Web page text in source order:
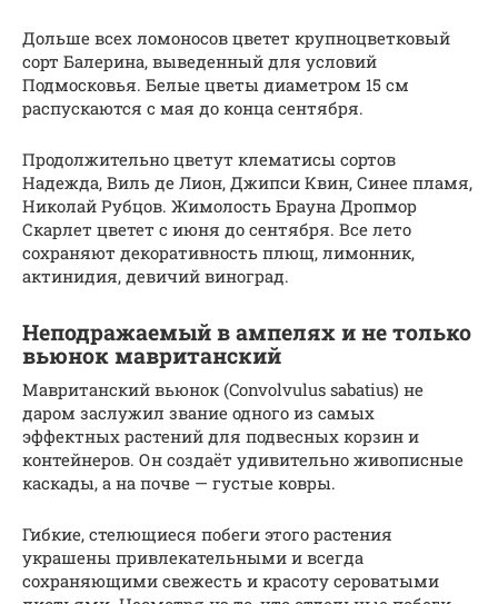
Дольше всех ломоносов цветет крупноцветковый
сорт Балерина, выведенный для условий
Подмосковья. Белые цветы диаметром 15 см
распускаются с мая до конца сентября.
Продолжительно цветут клематисы сортов
Надежда, Виль де Лион, Джипси Квин, Синее пламя,
Николай Рубцов. Жимолость Брауна Дропмор
Скарлет цветет с июня до сентября. Все лето
сохраняют декоративность плющ, лимонник,
актинидия, девичий виноград.
Неподражаемый в ампелях и не только
вьюнок мавританский
Мавританский вьюнок (Convolvulus sabatius) не
даром заслужил звание одного из самых
эффектных растений для подвесных корзин и
контейнеров. Он создаёт удивительно живописные
каскады, а на почве — густые ковры.
Гибкие, стелющиеся побеги этого растения
украшены привлекательными и всегда
сохраняющими свежесть и красоту сероватыми